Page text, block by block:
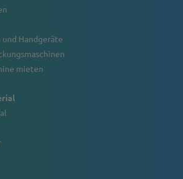
Handgeräte
mieten